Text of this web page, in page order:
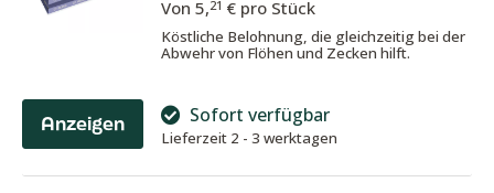
Anzeigen
Von 5,21 € pro Stück
Köstliche Belohnung, die gleichzeitig bei der
Abwehr von Flöhen und Zecken hilft.
Sofort verfügbar
Lieferzeit 2 - 3 werktagen